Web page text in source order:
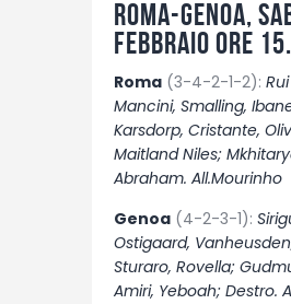
Roma-Genoa,
febbraio ore
Roma (3-4-2-1-2):
Mancini, Smalling,
Karsdorp, Cristante,
Maitland Niles;
Abraham. All.Mourinho
Genoa (4-2-3-1):
Ostigaard,
Sturaro, Rovella;
Amiri, Yeboah; Destro.